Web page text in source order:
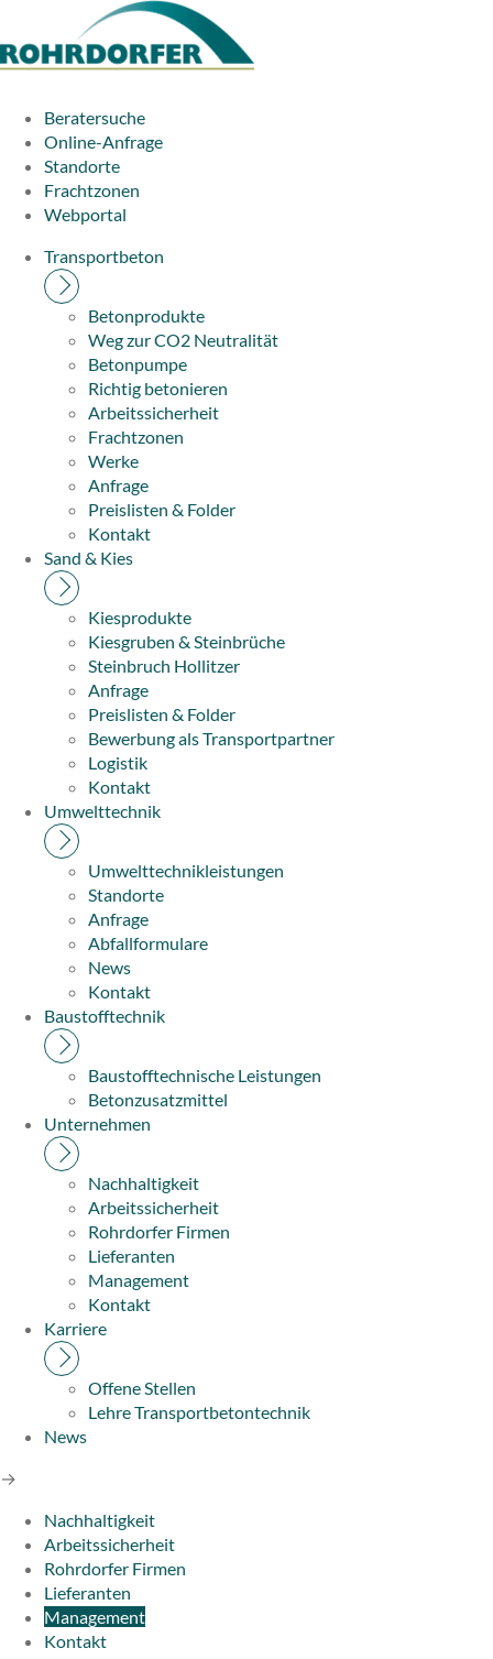
Beratersuche
Online-Anfrage
Standorte
Frachtzonen
Webportal
Transportbeton
Betonprodukte
Weg zur CO2 Neutralität
Betonpumpe
Richtig betonieren
Arbeitssicherheit
Frachtzonen
Werke
Anfrage
Preislisten & Folder
Kontakt
Sand & Kies
Kiesprodukte
Kiesgruben & Steinbrüche
Steinbruch Hollitzer
Anfrage
Preislisten & Folder
Bewerbung als Transportpartner
Logistik
Kontakt
Umwelttechnik
Umwelttechnikleistungen
Standorte
Anfrage
Abfallformulare
News
Kontakt
Baustofftechnik
Baustofftechnische Leistungen
Betonzusatzmittel
Unternehmen
Nachhaltigkeit
Arbeitssicherheit
Rohrdorfer Firmen
Lieferanten
Management
Kontakt
Karriere
Offene Stellen
Lehre Transportbetontechnik
News
→
Nachhaltigkeit
Arbeitssicherheit
Rohrdorfer Firmen
Lieferanten
Management
Kontakt